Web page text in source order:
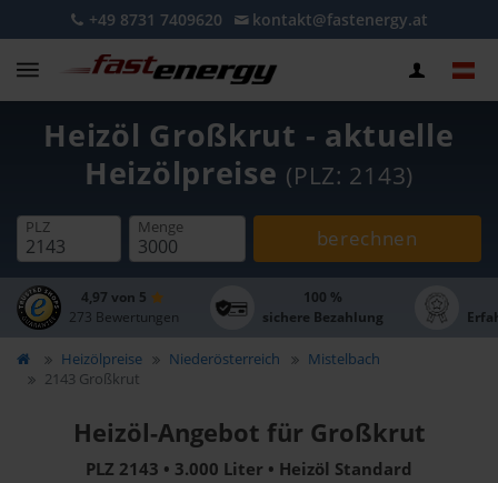
+49 8731 7409620 kontakt@fastenergy.at
Heizöl Großkrut - aktuelle
Heizölpreise (PLZ: 2143)
PLZ Menge berechnen
4,97 von 5
273 Bewertungen
100 %
sichere Bezahlung
Heizölpreise Niederösterreich
Mistelbach
2143 Großkrut
Heizöl-Angebot für Großkrut
PLZ 2143 • 3.000 Liter • Heizöl Standard